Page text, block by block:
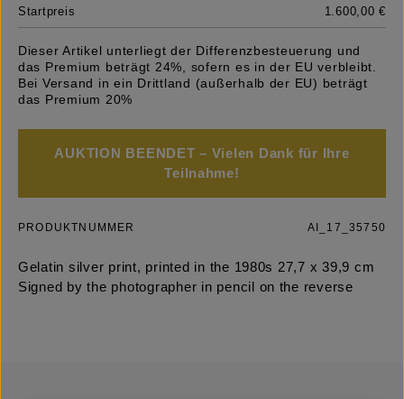
Startpreis
1.600,00 €
Dieser Artikel unterliegt der Differenzbesteuerung und
das Premium beträgt 24%, sofern es in der EU verbleibt.
Bei Versand in ein Drittland (außerhalb der EU) beträgt
das Premium 20%
AUKTION BEENDET – Vielen Dank für Ihre
Teilnahme!
PRODUKTNUMMER AI_17_35750
Gelatin silver print, printed in the 1980s 27,7 x 39,9 cm
Signed by the photographer in pencil on the reverse